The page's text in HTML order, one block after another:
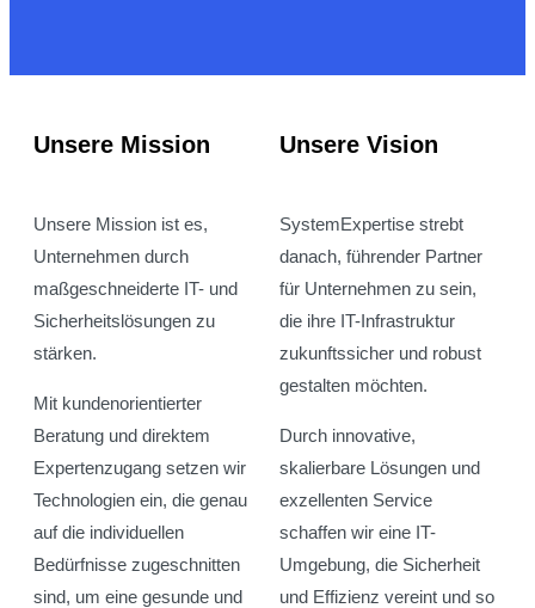
Unsere Mission
Unsere Mission ist es,
Unternehmen durch
maßgeschneiderte IT- und
Sicherheitslösungen zu
stärken.
Mit kundenorientierter
Beratung und direktem
Expertenzugang setzen wir
Technologien ein, die genau
auf die individuellen
Bedürfnisse zugeschnitten
sind, um eine gesunde und
Unsere Vision
SystemExpertise strebt
danach, führender Partner
für Unternehmen zu sein,
die ihre IT-Infrastruktur
zukunftssicher und robust
gestalten möchten.
Durch innovative,
skalierbare Lösungen und
exzellenten Service
schaffen wir eine IT-
Umgebung, die Sicherheit
und Effizienz vereint und so